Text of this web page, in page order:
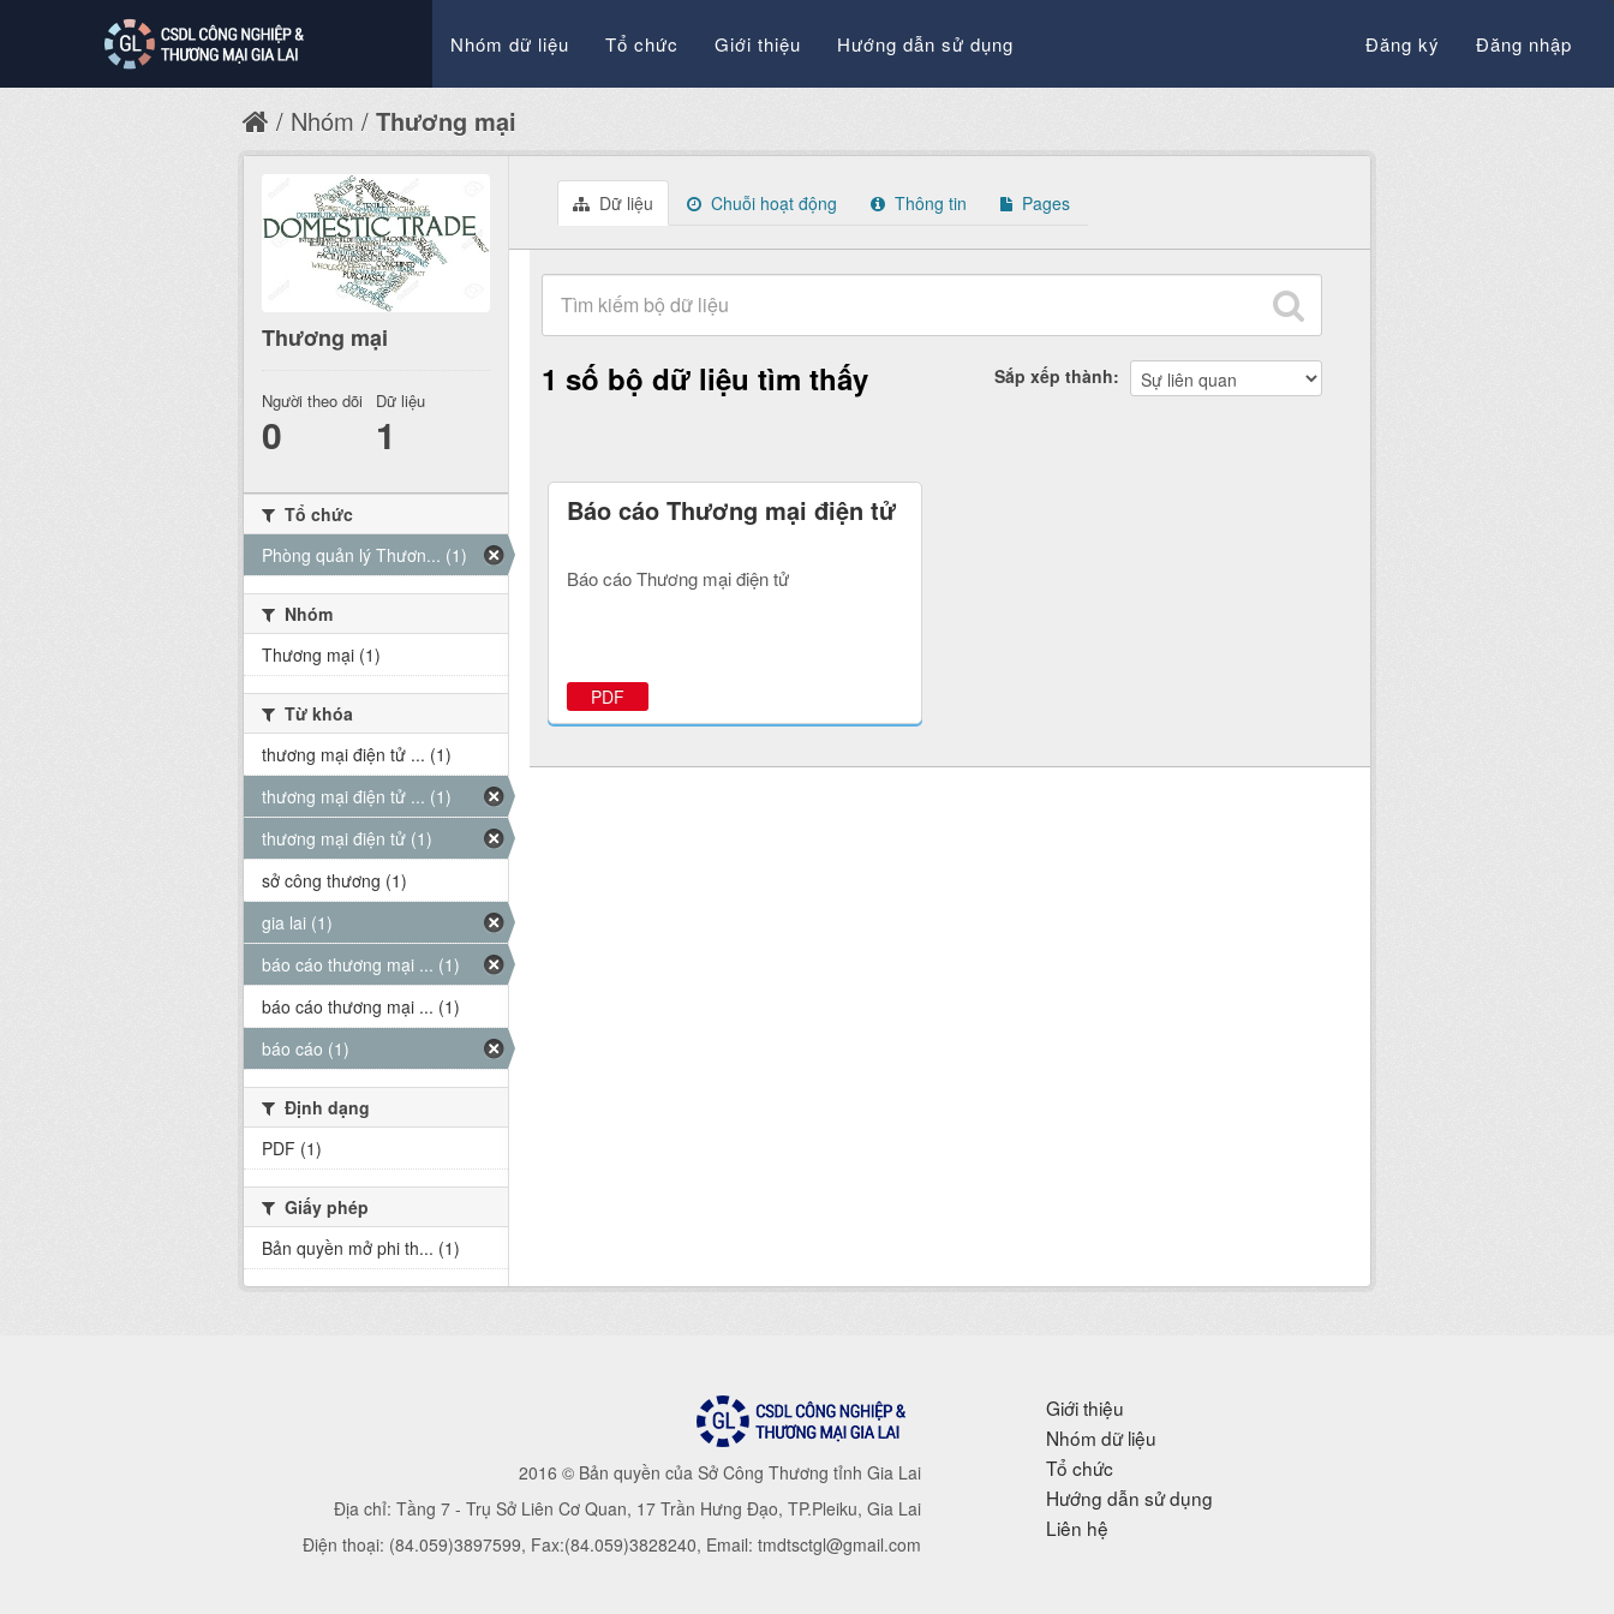
Nhóm dữ liệu Tổ chức Giới thiệu Hướng dẫn sử dụng Đăng ký Đăng nhập
Nhóm Thương mại
Dữ liệu Chuỗi hoạt động Thông tin Pages
Sắp xếp thành
1 số bộ dữ liệu tìm thấy
Báo cáo Thương mại điện tử
Báo cáo Thương mại điện tử
PDF
Thương mại
Người theo dõi
0
Dữ liệu
1
Tổ chức
Phòng quản lý Thươn... (1)
Nhóm
Thương mại (1)
Từ khóa
thương mại điện tử ... (1)
thương mại điện tử ... (1)
thương mại điện tử (1)
sở công thương (1)
gia lai (1)
báo cáo thương mại ... (1)
báo cáo thương mại ... (1)
báo cáo (1)
Định dạng
PDF (1)
Giấy phép
Bản quyền mở phi th... (1)
2016 © Bản quyền của Sở Công Thương tỉnh Gia Lai
Địa chỉ: Tầng 7 - Trụ Sở Liên Cơ Quan, 17 Trần Hưng Đạo, TP.Pleiku, Gia Lai
Điện thoại: (84.059)3897599, Fax:(84.059)3828240, Email: tmdtsctgl@gmail.com
Giới thiệu
Nhóm dữ liệu
Tổ chức
Hướng dẫn sử dụng
Liên hệ